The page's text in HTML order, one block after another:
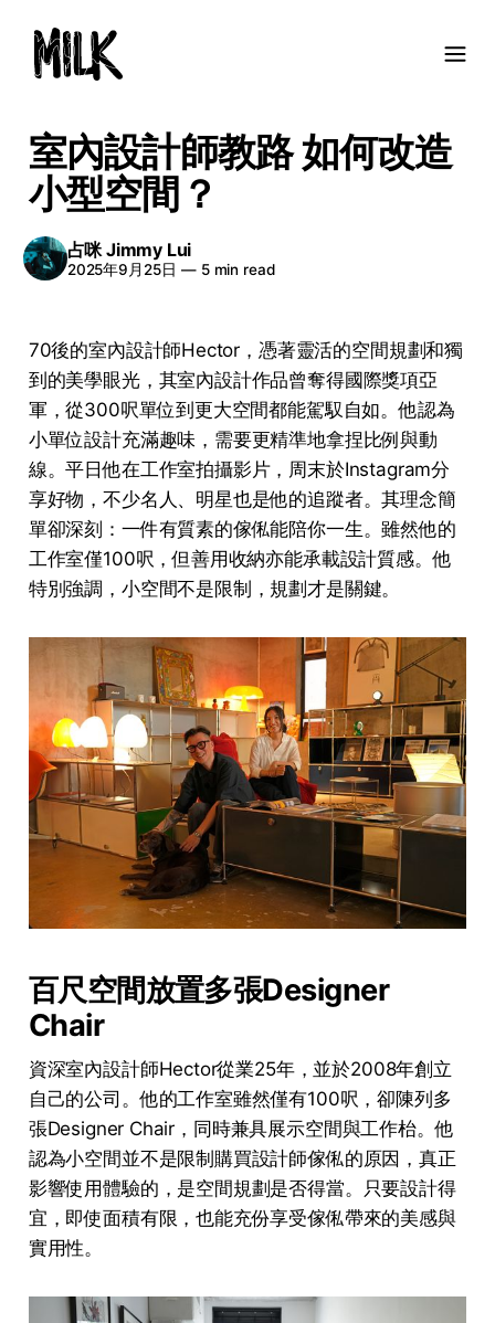
室內設計師教路 如何改造
小型空間？
占咪 Jimmy Lui
2025年9月25日 —5 min read
70後的室內設計師Hector，憑著靈活的空間規劃和獨
到的美學眼光，其室內設計作品曾奪得國際獎項亞
軍，從300呎單位到更大空間都能駕馭自如。他認為
小單位設計充滿趣味，需要更精準地拿捏比例與動
線。平日他在工作室拍攝影片，周末於Instagram分
享好物，不少名人、明星也是他的追蹤者。其理念簡
單卻深刻：一件有質素的傢俬能陪你一生。雖然他的
工作室僅100呎，但善用收納亦能承載設計質感。他
特別強調，小空間不是限制，規劃才是關鍵。
百尺空間放置多張Designer
Chair
資深室內設計師Hector從業25年，並於2008年創立
自己的公司。他的工作室雖然僅有100呎，卻陳列多
張Designer Chair，同時兼具展示空間與工作枱。他
認為小空間並不是限制購買設計師傢俬的原因，真正
影響使用體驗的，是空間規劃是否得當。只要設計得
宜，即使面積有限，也能充份享受傢俬帶來的美感與
實用性。